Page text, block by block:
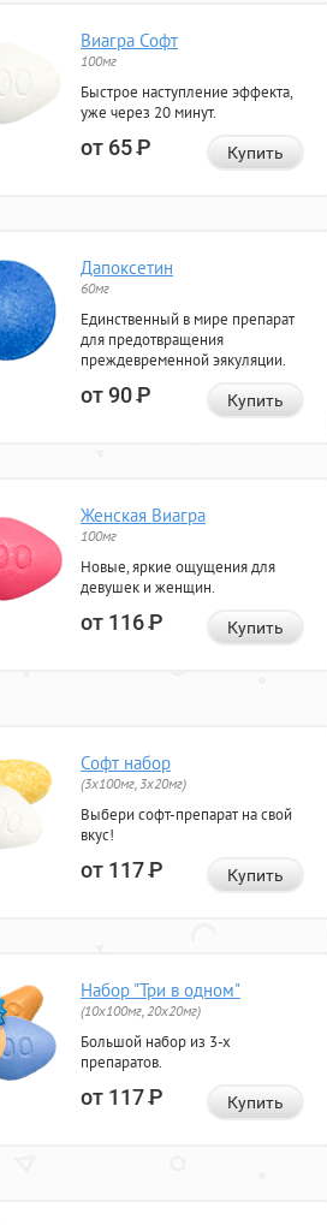
Виагра Софт
100мг
Быстрое наступление эффекта,
уже через 20 минут.
от 65Р Купить
Дапоксетин
60мг
Единственный в мире препарат
для предотвращения
преждевременной эякуляции.
от 90Р Купить
Женская Виагра
100мг
Новые, яркие ощущения для
девушек и женщин.
от 116Р Купить
Софт набор
(3x100мг, 3x20мг)
Выбери софт-препарат на свой
вкус!
от 117Р Купить
Набор "Три в одном"
(10x100мг, 20x20мг)
Большой набор из 3-х
препаратов.
от 117Р Купить